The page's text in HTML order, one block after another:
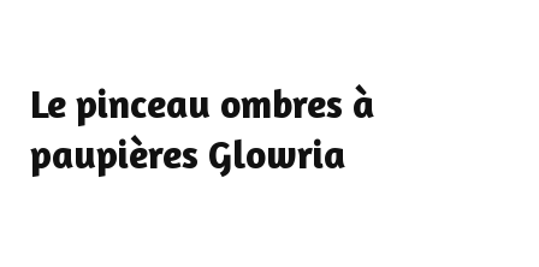
Le pinceau ombres à
paupières Glowria